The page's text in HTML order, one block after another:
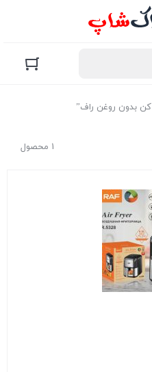
بدون روغن راف”
1 محصول